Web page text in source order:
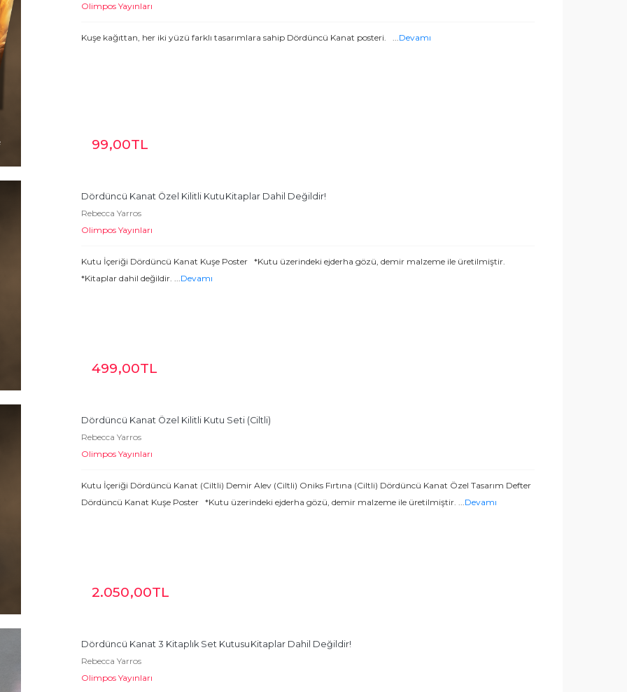
Olimpos Yayınları
Kuşe kağıttan, her iki yüzü farklı tasarımlara sahip Dördüncü Kanat posteri. ...Devamı
99,00TL
Dördüncü Kanat Özel Kilitli Kutu Kitaplar Dahil Değildir!
Rebecca Yarros
Olimpos Yayınları
Kutu İçeriği Dördüncü Kanat Kuşe Poster *Kutu üzerindeki ejderha gözü, demir malzeme ile üretilmiştir.
*Kitaplar dahil değildir. ...Devamı
499,00TL
Dördüncü Kanat Özel Kilitli Kutu Seti (Ciltli)
Rebecca Yarros
Olimpos Yayınları
Kutu İçeriği Dördüncü Kanat (Ciltli) Demir Alev (Ciltli) Oniks Fırtına (Ciltli) Dördüncü Kanat Özel Tasarım Defter
Dördüncü Kanat Kuşe Poster *Kutu üzerindeki ejderha gözü, demir malzeme ile üretilmiştir. ...Devamı
2.050,00TL
Dördüncü Kanat 3 Kitaplık Set Kutusu Kitaplar Dahil Değildir!
Rebecca Yarros
Olimpos Yayınları